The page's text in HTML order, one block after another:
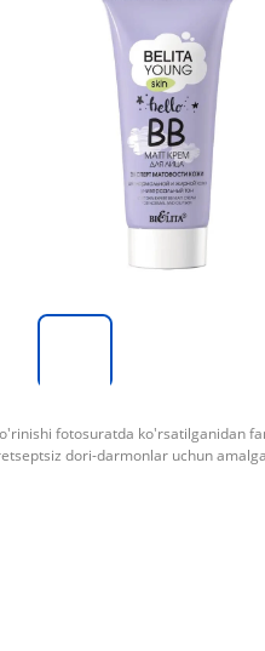
fotosuratda ko'rsatilganidan
dori-darmonlar uchun